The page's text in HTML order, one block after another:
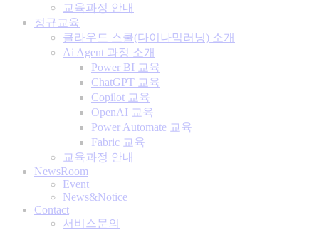
교육과정 안내
정규교육
클라우드 스쿨(다이나믹러닝) 소개
Ai Agent 과정 소개
Power BI 교육
ChatGPT 교육
Copilot 교육
OpenAI 교육
Power Automate 교육
Fabric 교육
교육과정 안내
NewsRoom
Event
News&Notice
Contact
서비스문의